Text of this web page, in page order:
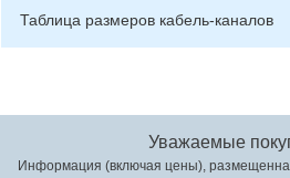
Таблица размеров кабель-каналов
Уважаемые
Информация (включая цены),